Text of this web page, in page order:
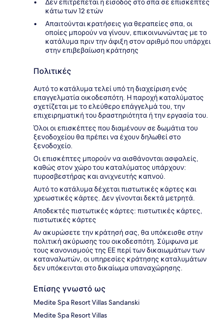
Δεν επιτρέπεται η είσοδος στο σπα σε επισκέπτες
κάτω των 12 ετών
Απαιτούνται κρατήσεις για θεραπείες σπα, οι
οποίες μπορούν να γίνουν, επικοινωνώντας με το
κατάλυμα πριν την άφιξη στον αριθμό που υπάρχει
στην επιβεβαίωση κράτησης
Πολιτικές
Αυτό το κατάλυμα τελεί υπό τη διαχείριση ενός
επαγγελματία οικοδεσπότη. Η παροχή καταλύματος
σχετίζεται με το ελεύθερο επάγγελμά του, την
επιχειρηματική του δραστηριότητα ή την εργασία του.
Όλοι οι επισκέπτες που διαμένουν σε δωμάτια του
ξενοδοχείου θα πρέπει να έχουν δηλωθεί στο
ξενοδοχείο.
Οι επισκέπτες μπορούν να αισθάνονται ασφαλείς,
καθώς στον χώρο του καταλύματος υπάρχουν:
πυροσβεστήρας και ανιχνευτής καπνού.
Αυτό το κατάλυμα δέχεται πιστωτικές κάρτες και
χρεωστικές κάρτες. Δεν γίνονται δεκτά μετρητά.
Αποδεκτές πιστωτικές κάρτες: πιστωτικές κάρτες,
πιστωτικές κάρτες
Αν ακυρώσετε την κράτησή σας, θα υπόκεισθε στην
πολιτική ακύρωσης του οικοδεσπότη. Σύμφωνα με
τους κανονισμούς της ΕΕ περί των δικαιωμάτων των
καταναλωτών, οι υπηρεσίες κράτησης καταλυμάτων
δεν υπόκεινται στο δικαίωμα υπαναχώρησης.
Επίσης γνωστό ως
Medite Spa Resort Villas Sandanski
Medite Spa Resort Villas